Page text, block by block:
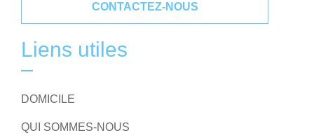
CONTACTEZ-NOUS
Liens utiles
DOMICILE
QUI SOMMES-NOUS